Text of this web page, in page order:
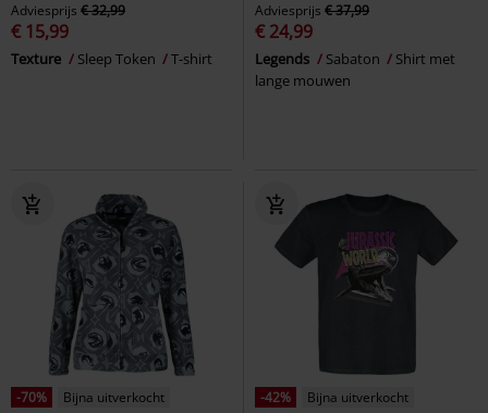
Adviesprijs € 32,99
€ 15,99
Texture Sleep Token T-shirt
Adviesprijs € 37,99
€ 24,99
Legends Sabaton
Shirt met
lange mouwen
-70%
Bijna uitverkocht
-42%
Bijna uitverkocht